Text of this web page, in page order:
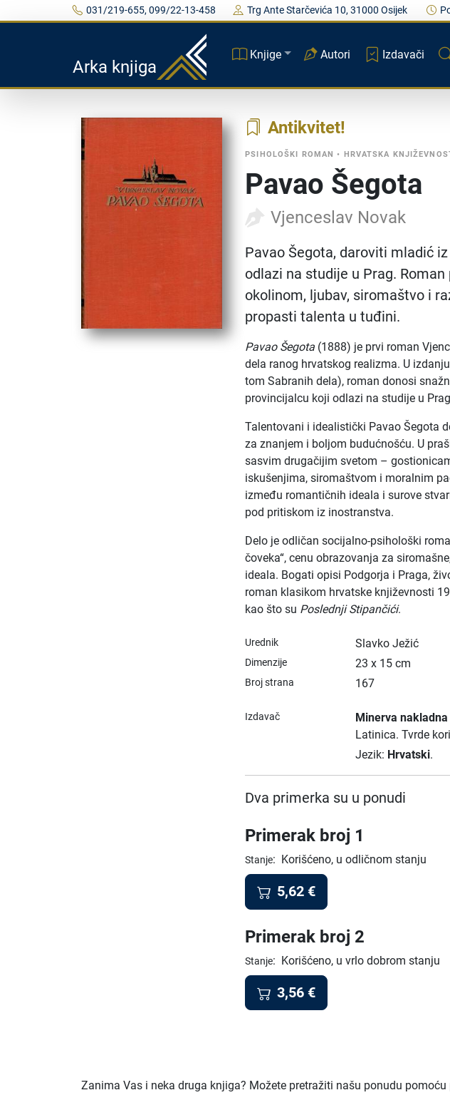
031/219-655, 099/22-13-458 Trg Ante Starčevića 10, 31000 Osijek
Arka knjiga
Knjige Autori Izdavači
Antikvitet
PSIHOLOŠKI ROMAN • HRVATSKA
Pavao Šegota
Vjenceslav Novak
Pavao Šegota, daroviti mladić
odlazi na studije u Prag.
okolinom, ljubav, siromaštvo i
propasti talenta u tuđini.
Pavao Šegota (1888) je prvi roman
dela ranog hrvatskog realizma. U
tom Sabranih dela), roman donosi
provincijalcu koji odlazi na studije u
Talentovani i idealistički Pavao Šegota
za znanjem i boljom budućnošću. U
sasvim drugačijim svetom –
iskušenjima, siromaštvom i moralnim
između romantičnih ideala i surove
pod pritiskom iz inostranstva.
Delo je odličan socijalno-psihološki
čoveka“, cenu obrazovanja za
ideala. Bogati opisi Podgorja i Praga,
roman klasikom hrvatske književnosti
kao što su Poslednji Stipančići.
Urednik Slavko Ježić
Dimenzije 23 x 15 cm
Broj strana 167
Izdavač Minerva
Latinica. Tvrde
Jezik: Hrvatski.
Dva primerka su u ponudi
Primerak broj 1
Stanje: Korišćeno, u odličnom stanju
5,62 €
Primerak broj 2
Stanje: Korišćeno, u vrlo dobrom stanju
3,56 €
Zanima Vas i neka druga knjiga? Možete pretražiti našu ponudu